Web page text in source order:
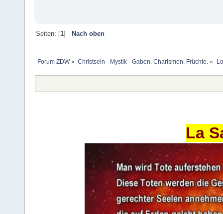
Seiten: [1] Nach oben
Forum ZDW» Christsein - Mystik - Gaben, Charismen, Früchte. »
La